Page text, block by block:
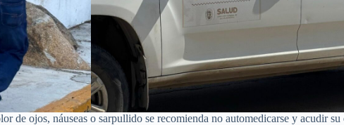
de ojos, náuseas o sarpullido se recomienda no automedicarse y acudir